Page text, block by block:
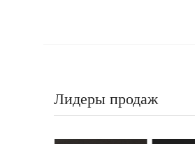
Лидеры продаж